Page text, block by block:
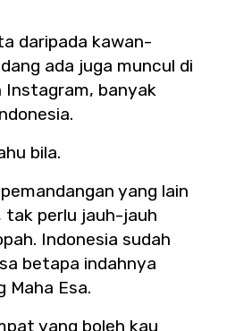
daripada kawan-
ada juga muncul di
Instagram, banyak
bila.
yang lain
tak perlu jauh-jauh
Indonesia sudah
betapa indahnya
Maha Esa.
yang boleh kau